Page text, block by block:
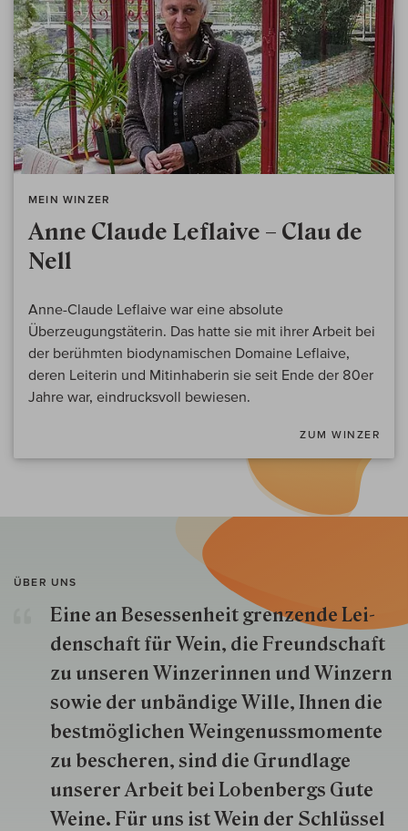
MEIN WINZER
Anne Claude Leflaive – Clau de
Nell
Anne-Claude Leflaive war eine absolute
Überzeugungstäterin. Das hatte sie mit ihrer Arbeit bei
der berühmten biodynamischen Domaine Leflaive,
deren Leiterin und Mitinhaberin sie seit Ende der 80er
Jahre war, eindrucksvoll bewiesen.
ZUM WINZER
ÜBER UNS
Eine an Besessenheit gren­zende Lei­
den­schaft für Wein, die Freund­schaft
zu unseren Win­zer­innen und Win­zern
so­wie der un­bän­dige Wille, Ihnen die
best­mög­lich­en Wein­genuss­momente
zu besche­ren, sind die Grund­lage
unserer Arbeit bei Lobenbergs Gute
Weine. Für uns ist Wein der Schlüs­sel